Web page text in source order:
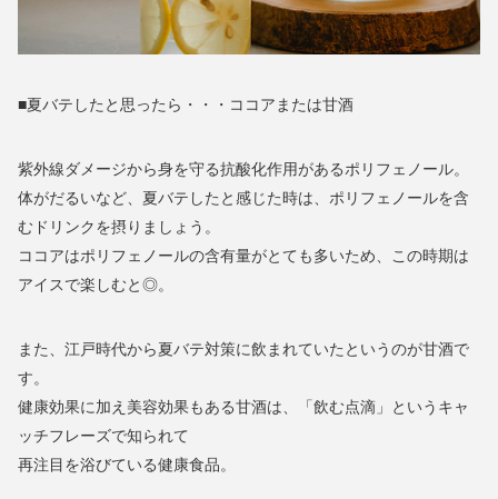
■夏バテしたと思ったら・・・ココアまたは甘酒
紫外線ダメージから身を守る抗酸化作用があるポリフェノール。
体がだるいなど、夏バテしたと感じた時は、ポリフェノールを含
むドリンクを摂りましょう。
ココアはポリフェノールの含有量がとても多いため、この時期は
アイスで楽しむと◎。
また、江戸時代から夏バテ対策に飲まれていたというのが甘酒で
す。
健康効果に加え美容効果もある甘酒は、「飲む点滴」というキャ
ッチフレーズで知られて
再注目を浴びている健康食品。